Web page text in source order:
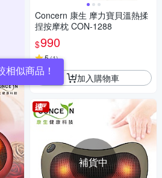
相似商品！
Concern 康生 摩力寶貝溫熱揉
捏按摩枕 CON-1288
$990
5(1)
加入購物車
補貨中